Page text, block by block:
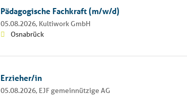
Pädagogische Fachkraft (m/w/d)
05.08.2026, Kultiwork GmbH
Osnabrück
Erzieher/in
05.08.2026, EJF gemeinnützige AG